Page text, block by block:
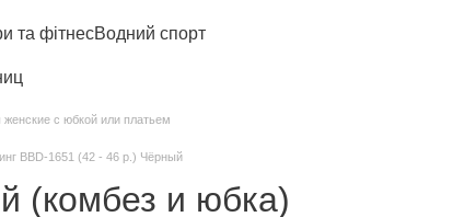
та фітнесВодний спорт
с юбкой или платьем
BBD-1651 (42 - 46 р.) Чёрный
(комбез и юбка)